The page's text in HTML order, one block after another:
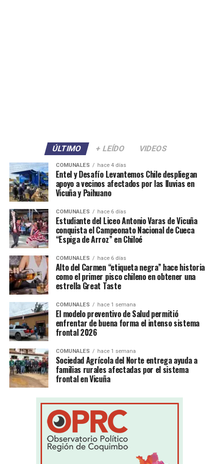
ÚLTIMO + LEÍDO VIDEOS
COMUNALES hace 4 días
Entel y Desafío Levantemos Chile despliegan
apoyo a vecinos afectados por las lluvias en
Vicuña y Paihuano
COMUNALES hace 6 días
Estudiante del Liceo Antonio Varas de Vicuña
conquista el Campeonato Nacional de Cueca
“Espiga de Arroz” en Chiloé
COMUNALES hace 6 días
Alto del Carmen “etiqueta negra” hace historia
como el primer pisco chileno en obtener una
estrella Great Taste
COMUNALES hace 1 semana
El modelo preventivo de Salud permitió
enfrentar de buena forma el intenso sistema
frontal 2026
COMUNALES hace 1 semana
Sociedad Agrícola del Norte entrega ayuda a
familias rurales afectadas por el sistema
frontal en Vicuña